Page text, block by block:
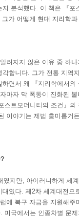
분석했다. 이 책은 『포
가 어떻게 현대 지리학
려지지 않은 이유 중 하나
합니다. 그가 전통 지역
면서 왜 『지리학에서의
마자 막 폭동이 진화된
스트모더니티의 조건』
이야기는 제법 흥미롭거
지만, 아이러니하게 세
였다. 제2차 세계대전으
에 복구 자금을 지원해
미국에서는 인종차별 문